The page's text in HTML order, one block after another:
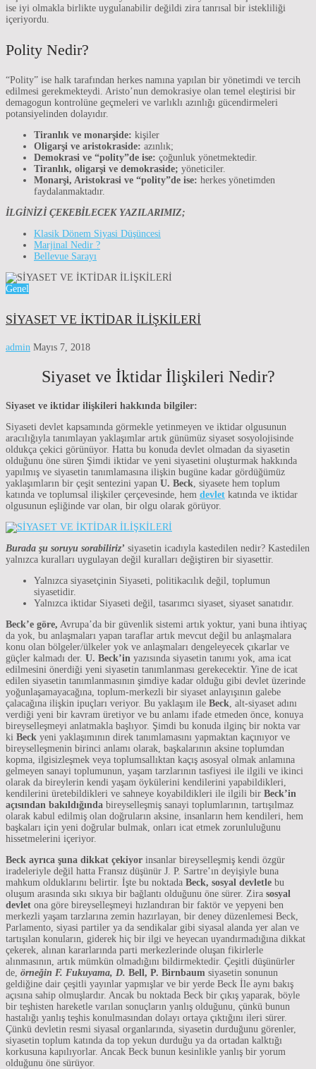
ise iyi olmakla birlikte uygulanabilir değildi zira tanrısal bir istekliliği
içeriyordu.
Polity Nedir?
“Polity” ise halk tarafından herkes namına yapılan bir yönetimdi ve tercih
edilmesi gerekmekteydi. Aristo’nun demokrasiye olan temel eleştirisi bir
demagogun kontrolüne geçmeleri ve varlıklı azınlığı gücendirmeleri
potansiyelinden dolayıdır.
Tiranlık ve monarşide: kişiler
Oligarşi ve aristokraside: azınlık;
Demokrasi ve “polity”de ise: çoğunluk yönetmektedir.
Tiranlık, oligarşi ve demokraside; yöneticiler.
Monarşi, Aristokrasi ve “polity”de ise: herkes yönetimden
faydalanmaktadır.
İLGİNİZİ ÇEKEBİLECEK YAZILARIMIZ;
Klasik Dönem Siyasi Düşüncesi
Marjinal Nedir ?
Bellevue Sarayı
Genel
SİYASET VE İKTİDAR İLİŞKİLERİ
admin Mayıs 7, 2018
Siyaset ve İktidar İlişkileri Nedir?
Siyaset ve iktidar ilişkileri hakkında bilgiler:
Siyaseti devlet kapsamında görmekle yetinmeyen ve iktidar olgusunun
aracılığıyla tanımlayan yaklaşımlar artık günümüz siyaset sosyolojisinde
oldukça çekici görünüyor. Hatta bu konuda devlet olmadan da siyasetin
olduğunu öne süren Şimdi iktidar ve yeni siyasetini oluşturmak hakkında
yapılmış ve siyasetin tanımlamasına ilişkin bugüne kadar gördüğümüz
yaklaşımların bir çeşit sentezini yapan U. Beck , siyasete hem toplum
katında ve toplumsal ilişkiler çerçevesinde, hem devlet katında ve iktidar
olgusunun eşliğinde var olan, bir olgu olarak görüyor.
Burada şu soruyu sorabiliriz’ siyasetin icadıyla kastedilen nedir? Kastedilen
yalnızca kuralları uygulayan değil kuralları değiştiren bir siyasettir.
Yalnızca siyasetçinin Siyaseti, politikacılık değil, toplumun
siyasetidir.
Yalnızca iktidar Siyaseti değil, tasarımcı siyaset, siyaset sanatıdır.
Beck’e göre, Avrupa’da bir güvenlik sistemi artık yoktur, yani buna ihtiyaç
da yok, bu anlaşmaları yapan taraflar artık mevcut değil bu anlaşmalara
konu olan bölgeler/ülkeler yok ve anlaşmaları dengeleyecek çıkarlar ve
güçler kalmadı der. U. Beck’in yazısında siyasetin tanımı yok, ama icat
edilmesini önerdiği yeni siyasetin tanımlanması gerekecektir. Yine de icat
edilen siyasetin tanımlanmasının şimdiye kadar olduğu gibi devlet üzerinde
yoğunlaşamayacağına, toplum-merkezli bir siyaset anlayışının galebe
çalacağına ilişkin ipuçları veriyor. Bu yaklaşım ile Beck , alt-siyaset adını
verdiği yeni bir kavram üretiyor ve bu anlamı ifade etmeden önce, konuya
bireyselleşmeyi anlatmakla başlıyor. Şimdi bu konuda ilginç bir nokta var
ki Beck yeni yaklaşımının direk tanımlamasını yapmaktan kaçınıyor ve
bireyselleşmenin birinci anlamı olarak, başkalarının aksine toplumdan
kopma, ilgisizleşmek veya toplumsallıktan kaçış asosyal olmak anlamına
gelmeyen sanayi toplumunun, yaşam tarzlarının tasfiyesi ile ilgili ve ikinci
olarak da bireylerin kendi yaşam öykülerini kendilerini yapabildikleri,
kendilerini üretebildikleri ve sahneye koyabildikleri ile ilgili bir Beck’in
açısından bakıldığında bireyselleşmiş sanayi toplumlarının, tartışılmaz
olarak kabul edilmiş olan doğruların aksine, insanların hem kendileri, hem
başkaları için yeni doğrular bulmak, onları icat etmek zorunluluğunu
hissetmelerini içeriyor.
Beck ayrıca şuna dikkat çekiyor insanlar bireyselleşmiş kendi özgür
iradeleriyle değil hatta Fransız düşünür J. P. Sartre’ın deyişiyle buna
mahkum olduklarını belirtir. İşte bu noktada Beck, sosyal devletle bu
oluşum arasında sıkı sıkıya bir bağlantı olduğunu öne sürer. Zira sosyal
devlet ona göre bireyselleşmeyi hızlandıran bir faktör ve yepyeni ben
merkezli yaşam tarzlarına zemin hazırlayan, bir deney düzenlemesi Beck,
Parlamento, siyasi partiler ya da sendikalar gibi siyasal alanda yer alan ve
tartışılan konuların, giderek hiç bir ilgi ve heyecan uyandırmadığına dikkat
çekerek, alınan kararlarında parti merkezlerinde oluşan fikirlerle
alınmasının, artık mümkün olmadığını bildirmektedir. Çeşitli düşünürler
de, örneğin F. Fukuyama, D. Bell, P. Birnbaum siyasetin sonunun
geldiğine dair çeşitli yayınlar yapmışlar ve bir yerde Beck İle aynı bakış
açısına sahip olmuşlardır. Ancak bu noktada Beck bir çıkış yaparak, böyle
bir teşhisten hareketle varılan sonuçların yanlış olduğunu, çünkü bunun
hastalığı yanlış teşhis konulmasından dolayı ortaya çıktığını ileri sürer.
Çünkü devletin resmi siyasal organlarında, siyasetin durduğunu görenler,
siyasetin toplum katında da top yekun durduğu ya da ortadan kalktığı
korkusuna kapılıyorlar. Ancak Beck bunun kesinlikle yanlış bir yorum
olduğunu öne sürüyor.